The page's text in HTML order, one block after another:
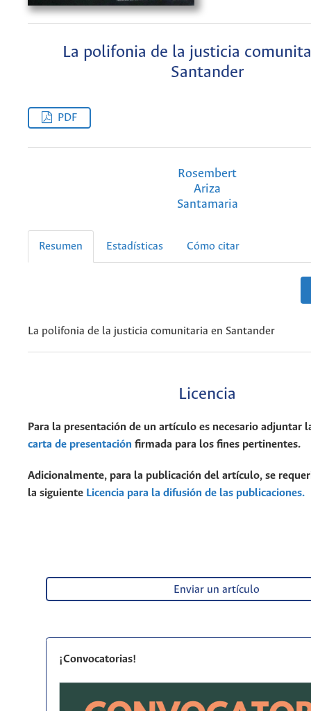
La polifonia de la justicia
Santander
PDF
Rosembert
Ariza
Santamaria
Resumen Estadísticas Cómo citar
La polifonia de la justicia comunitaria en Santander
Licencia
Para la presentación de un artículo es necesario adjuntar
carta de presentación firmada para los fines pertinentes.
Adicionalmente, para la publicación del artículo, se
la siguiente Licencia para la difusión de las publicaciones.
Enviar un artículo
¡Convocatorias!